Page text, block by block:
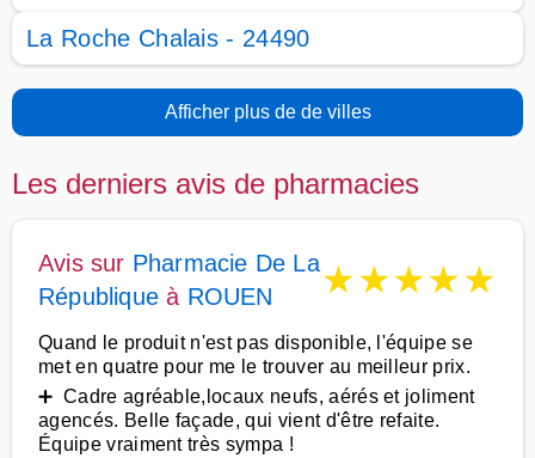
La Roche Chalais - 24490
Afficher plus de de villes
Les derniers avis de pharmacies
Avis sur Pharmacie De La
République à ROUEN ★★★★★
Quand le produit n'est pas disponible, l'équipe se
met en quatre pour me le trouver au meilleur prix.
➕ Cadre agréable,locaux neufs, aérés et joliment
agencés. Belle façade, qui vient d'être refaite.
Équipe vraiment très sympa !